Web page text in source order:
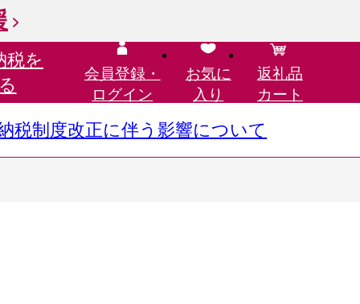
税を
会員登録・
ログイン
お気に
入り
返礼品
カート
税制度改正に伴う影響について